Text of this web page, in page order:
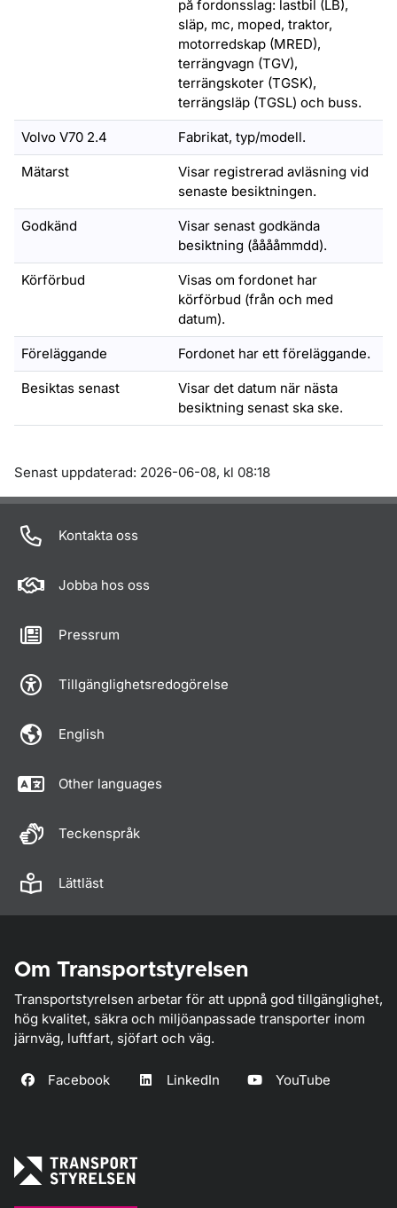
på fordonsslag: lastbil (LB),
släp, mc, moped, traktor,
motorredskap (MRED),
terrängvagn (TGV),
terrängskoter (TGSK),
terrängsläp (TGSL) och buss.
Volvo V70 2.4 Fabrikat, typ/modell.
Mätarst
Visar registrerad avläsning vid
senaste besiktningen.
Godkänd
Visar senast godkända
besiktning (ååååmmdd).
Körförbud
Visas om fordonet har
körförbud (från och med
datum).
Föreläggande Fordonet har ett föreläggande.
Besiktas senast
Visar det datum när nästa
besiktning senast ska ske.
Om sidan
Senast uppdaterad: 2026-06-08, kl 08:18
Kontakta oss
Jobba hos oss
Pressrum
Tillgänglighetsredogörelse
English
Other languages
Teckenspråk
Lättläst
Om Transportstyrelsen
Transportstyrelsen arbetar för att uppnå god tillgänglighet,
hög kvalitet, säkra och miljöanpassade transporter inom
järnväg, luftfart, sjöfart och väg.
Facebook LinkedIn YouTube